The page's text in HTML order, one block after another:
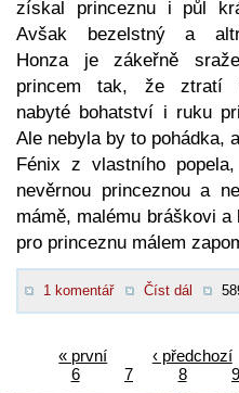
získal princeznu i půl
Avšak bezelstný a
Honza je zákeřně
princem tak, že ztratí
nabyté bohatství i ruku
Ale nebyla by to pohádka,
Fénix z vlastního
nevěrnou princeznou a
mámě, malému bráškovi
pro princeznu málem
1 komentář Číst dál
« první ‹ předchozí
6
7 8 9